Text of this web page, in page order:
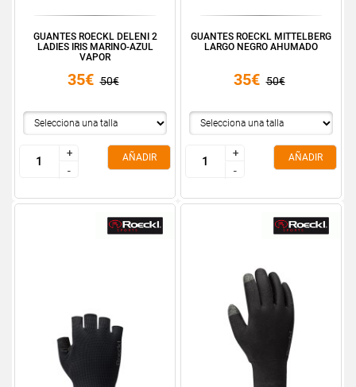
GUANTES ROECKL DELENI 2
LADIES IRIS MARINO-AZUL
VAPOR
35€ 50€
+
-
+
-
AÑADIR
GUANTES ROECKL MITTELBERG
LARGO NEGRO AHUMADO
35€ 50€
+
-
+
-
AÑADIR